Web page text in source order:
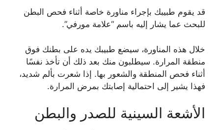
قد يقوم طبيبك بإجراء مناورة خاصة أثناء فحص البطن
للبحث عما يشار إليه باسم “علامة مورفي”.
خلال هذه المناورة، سيضع طبيبك يده على بطنك فوق
منطقة المرارة. سيطلبون منك بعد ذلك أن تأخذ نفسًا
أثناء فحص المنطقة والشعور بها. إذا شعرت بألم شديد،
فهذا يشير إلى احتمالية إصابتك بمرض المرارة.
الأشعة السينية للصدر والبطن